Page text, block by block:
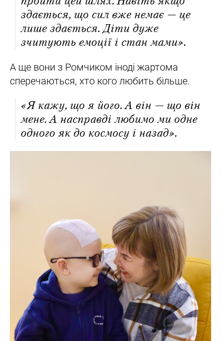
здається, що сил вже немає — це
лише здається. Діти дуже
зчитують емоції і стан мами».
А ще вони з Ромчиком іноді жартома
сперечаються, хто кого любить більше.
«Я кажу, що я його. А він — що він
мене. А насправді любимо ми одне
одного як до космосу і назад».